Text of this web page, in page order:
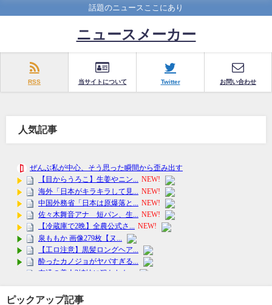
話題のニュースここにあり
ニュースメーカー
RSS 当サイトについて Twitter お問い合わせ
人気記事
ピックアップ記事